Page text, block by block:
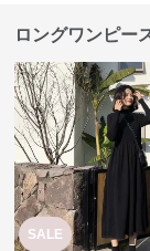
ロングワンピー
SALE